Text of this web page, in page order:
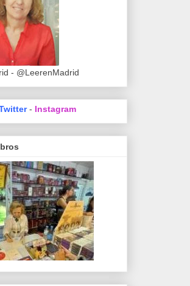
- @LeerenMadrid
- Instagram